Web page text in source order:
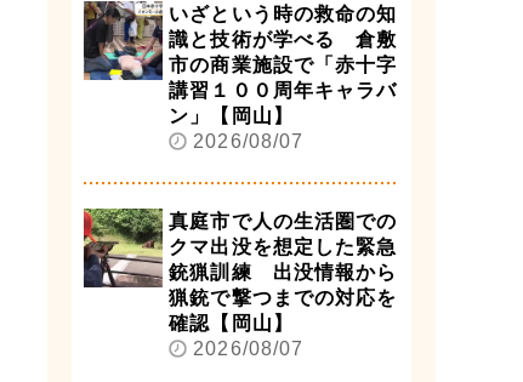
いざという時の救命の知
識と技術が学べる 倉敷
市の商業施設で「赤十字
講習１００周年キャラバ
ン」【岡山】
2026/08/07
真庭市で人の生活圏での
クマ出没を想定した緊急
銃猟訓練 出没情報から
猟銃で撃つまでの対応を
確認【岡山】
2026/08/07